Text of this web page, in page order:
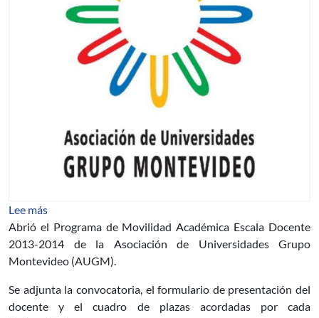
Lee más
Abrió el Programa de Movilidad Académica Escala Docente
2013-2014 de la Asociación de Universidades Grupo
Montevideo (AUGM).
Se adjunta la convocatoria, el formulario de presentación del
docente y el cuadro de plazas acordadas por cada